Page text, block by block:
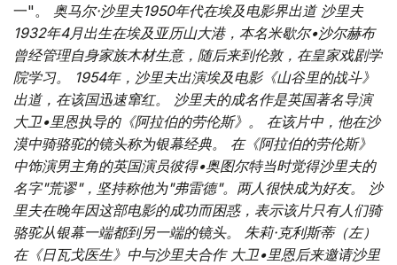
一"。 奥马尔·沙里夫1950年代在埃及电影界出道 沙里夫
1932年4月出生在埃及亚历山大港，本名米歇尔•沙尔赫布
曾经管理自身家族木材生意，随后来到伦敦，在皇家戏剧学
院学习。 1954年，沙里夫出演埃及电影《山谷里的战斗》
出道，在该国迅速窜红。 沙里夫的成名作是英国著名导演
大卫•里恩执导的《阿拉伯的劳伦斯》。 在该片中，他在沙
漠中骑骆驼的镜头称为银幕经典。 在《阿拉伯的劳伦斯》
中饰演男主角的英国演员彼得•奥图尔特当时觉得沙里夫的
名字"荒谬"，坚持称他为"弗雷德"。两人很快成为好友。 沙
里夫在晚年因这部电影的成功而困惑，表示该片只有人们骑
骆驼从银幕一端都到另一端的镜头。 朱莉·克利斯蒂（左）
在《日瓦戈医生》中与沙里夫合作 大卫•里恩后来邀请沙里